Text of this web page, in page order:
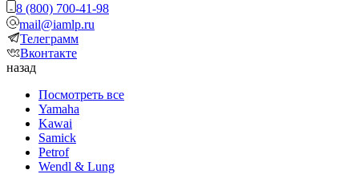
8 (800) 700-41-98
mail@iamlp.ru
Телеграмм
Вконтакте
назад
Посмотреть все
Yamaha
Kawai
Samick
Petrof
Wendl & Lung